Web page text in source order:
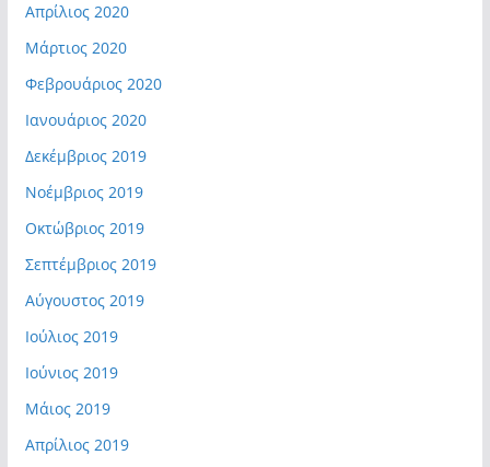
Απρίλιος 2020
Μάρτιος 2020
Φεβρουάριος 2020
Ιανουάριος 2020
Δεκέμβριος 2019
Νοέμβριος 2019
Οκτώβριος 2019
Σεπτέμβριος 2019
Αύγουστος 2019
Ιούλιος 2019
Ιούνιος 2019
Μάιος 2019
Απρίλιος 2019